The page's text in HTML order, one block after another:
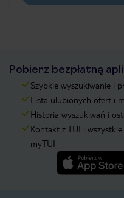
Pobierz bezpłatną
Szybkie wyszukiwanie i
Lista ulubionych ofert i
Historia wyszukiwań i
Kontakt z TUI i
myTUI